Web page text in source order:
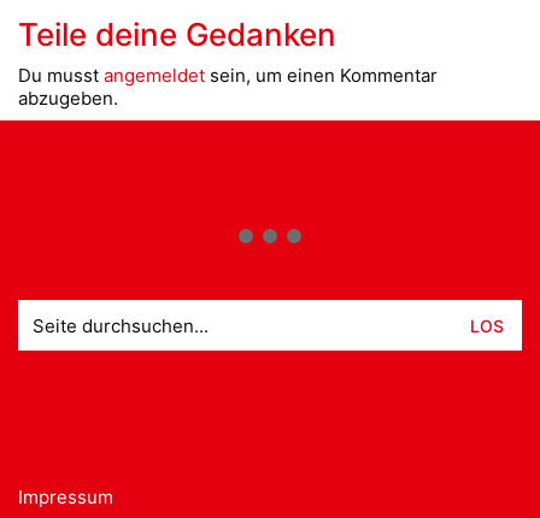
Teile deine Gedanken
Du musst angemeldet sein, um einen Kommentar
abzugeben.
nach:
Impressum